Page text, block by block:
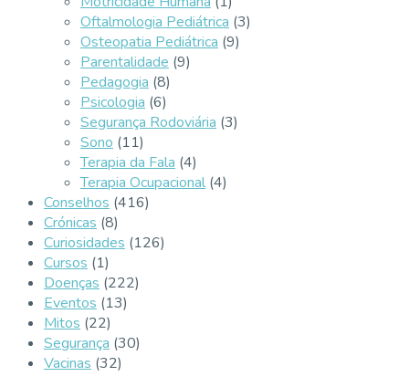
Oftalmologia Pediátrica (3)
Osteopatia Pediátrica (9)
Parentalidade (9)
Pedagogia (8)
Psicologia (6)
Segurança Rodoviária (3)
Sono (11)
Terapia da Fala (4)
Terapia Ocupacional (4)
Conselhos (416)
Crónicas (8)
Curiosidades (126)
Cursos (1)
Doenças (222)
Eventos (13)
Mitos (22)
Segurança (30)
Vacinas (32)